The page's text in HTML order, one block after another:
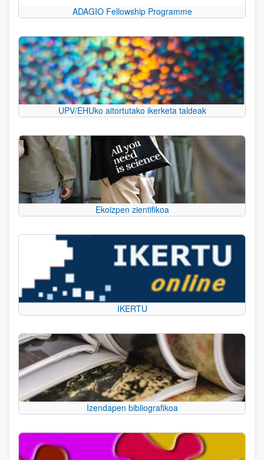
ADAGIO Fellowship Programme
UPV/EHUko aitortutako ikerketa taldeak
Ekoizpen zientifikoa
IKERTU
Izendapen bibliografikoa